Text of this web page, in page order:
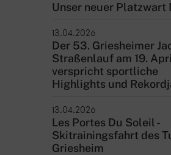
Unser neuer Platzwart
13.04.2026
Der 53. Griesheimer
Straßenlauf am 19.
verspricht sportliche
Highlights und
13.04.2026
Les Portes Du Soleil -
Skitrainingsfahrt des
Griesheim